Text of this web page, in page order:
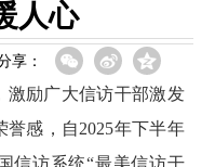
人心
享：
激励广大信访干部激发
感，自2025年下半年
信访系统“最美信访干